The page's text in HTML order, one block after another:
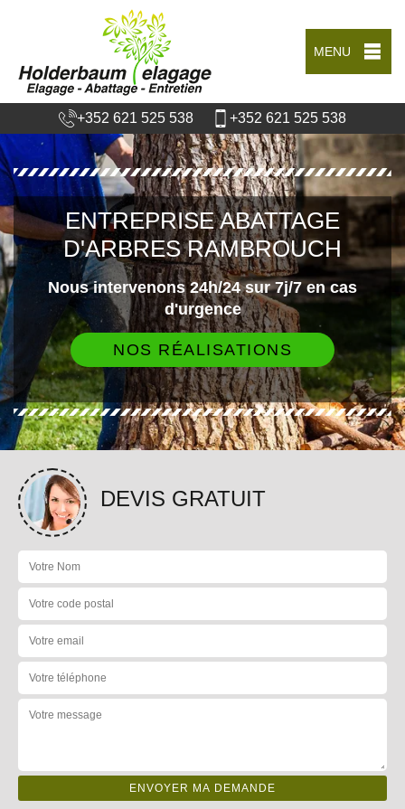
MENU
+352 621 525 538 +352 621 525 538
ENTREPRISE ABATTAGE
D'ARBRES RAMBROUCH
Nous intervenons 24h/24 sur 7j/7 en cas
d'urgence
NOS RÉALISATIONS
DEVIS GRATUIT